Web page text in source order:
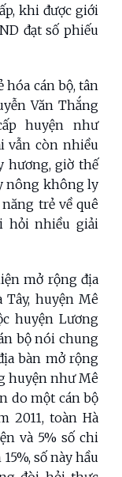
khi được giới
đạt số phiếu
cán bộ, tân
Văn Thắng
huyện như
vẫn còn nhiều
hương, giờ thế
nông không ly
trẻ về quê
hỏi nhiều giải
mở rộng địa
huyện Mê
huyện Lương
bộ nói chung
bàn mở rộng
huyện như Mê
do một cán bộ
2011, toàn Hà
và 5% số chi
số này hầu